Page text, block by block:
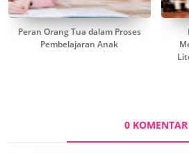
Peran Orang Tua dalam Proses
Pembelajaran Anak
0 KOMENTAR